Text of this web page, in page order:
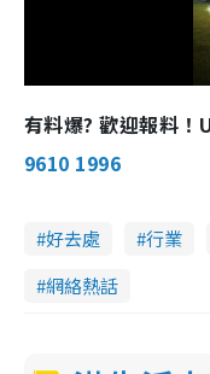
有料爆? 歡迎報料
9610 1996
好去處 行業
網絡熱話